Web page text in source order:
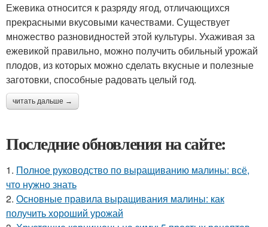
Ежевика относится к разряду ягод, отличающихся
прекрасными вкусовыми качествами. Существует
множество разновидностей этой культуры. Ухаживая за
ежевикой правильно, можно получить обильный урожай
плодов, из которых можно сделать вкусные и полезные
заготовки, способные радовать целый год.
читать дальше →
Последние обновления на сайте:
1. Полное руководство по выращиванию малины: всё,
что нужно знать
2. Основные правила выращивания малины: как
получить хороший урожай